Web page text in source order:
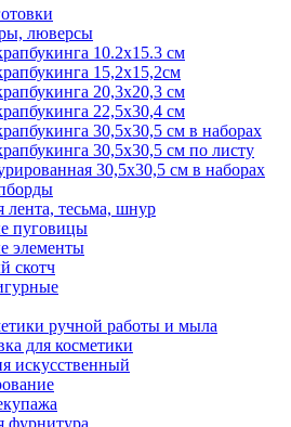
люверсы
10.2х15.3 см
15,2х15,2см
20,3х20,3 см
22,5х30,4 см
30,5х30,5 см в наборах
30,5х30,5 см по листу
30,5х30,5 см в наборах
лента, тесьма, шнур
пуговицы
элементы
скотч
ручной работы и мыла
для косметики
искусственный
фурнитура